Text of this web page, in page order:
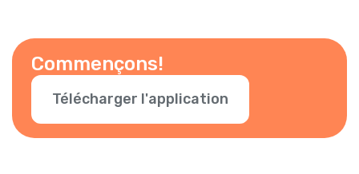
Commençons!
Télécharger l'application